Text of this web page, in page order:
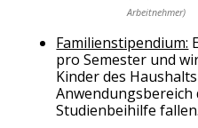
Arbeitnehmer)
Familienstipendium:
pro Semester und
Kinder des
Anwendungsbereich
Studienbeihilfe fallen.